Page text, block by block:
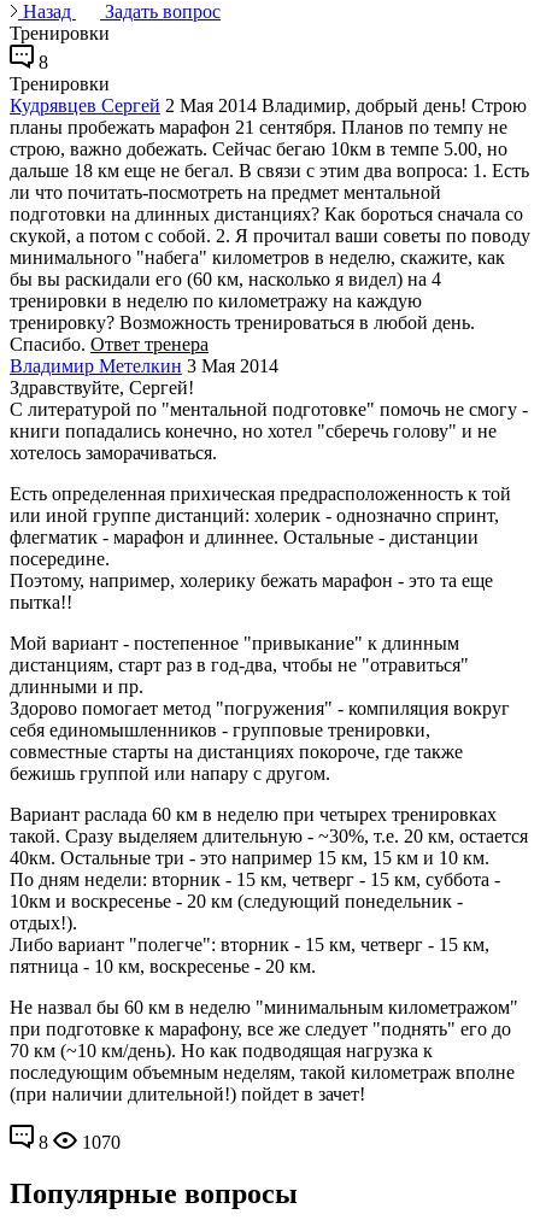
Назад
Задать вопрос
Тренировки
8
Тренировки
Кудрявцев Сергей 2 Мая 2014 Владимир, добрый день! Строю
планы пробежать марафон 21 сентября. Планов по темпу не
строю, важно добежать. Сейчас бегаю 10км в темпе 5.00, но
дальше 18 км еще не бегал. В связи с этим два вопроса: 1. Есть
ли что почитать-посмотреть на предмет ментальной
подготовки на длинных дистанциях? Как бороться сначала со
скукой, а потом с собой. 2. Я прочитал ваши советы по поводу
минимального "набега" километров в неделю, скажите, как
бы вы раскидали его (60 км, насколько я видел) на 4
тренировки в неделю по километражу на каждую
тренировку? Возможность тренироваться в любой день.
Спасибо. Ответ тренера
Владимир Метелкин 3 Мая 2014
Здравствуйте, Сергей!
С литературой по "ментальной подготовке" помочь не смогу -
книги попадались конечно, но хотел "сберечь голову" и не
хотелось заморачиваться.
Есть определенная прихическая предрасположенность к той
или иной группе дистанций: холерик - однозначно спринт,
флегматик - марафон и длиннее. Остальные - дистанции
посередине.
Поэтому, например, холерику бежать марафон - это та еще
пытка!!
Мой вариант - постепенное "привыкание" к длинным
дистанциям, старт раз в год-два, чтобы не "отравиться"
длинными и пр.
Здорово помогает метод "погружения" - компиляция вокруг
себя единомышленников - групповые тренировки,
совместные старты на дистанциях покороче, где также
бежишь группой или напару с другом.
Вариант раслада 60 км в неделю при четырех тренировках
такой. Сразу выделяем длительную - ~30%, т.е. 20 км, остается
40км. Остальные три - это например 15 км, 15 км и 10 км.
По дням недели: вторник - 15 км, четверг - 15 км, суббота -
10км и воскресенье - 20 км (следующий понедельник -
отдых!).
Либо вариант "полегче": вторник - 15 км, четверг - 15 км,
пятница - 10 км, воскресенье - 20 км.
Не назвал бы 60 км в неделю "минимальным километражом"
при подготовке к марафону, все же следует "поднять" его до
70 км (~10 км/день). Но как подводящая нагрузка к
последующим объемным неделям, такой километраж вполне
(при наличии длительной!) пойдет в зачет!
8 1070
Популярные вопросы